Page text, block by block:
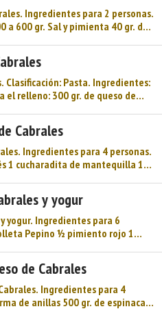
Ingredientes para 2 personas.
a 600 gr. Sal y pimienta 40 gr. de
destripado las escamas y las
papel de cocina. Salpimentar la
Clasificación: Pasta. Ingredientes:
el relleno: 300 gr. de queso de
un molde engrasado con un
y cubrir con otra lámina de
Cabrales
Ingredientes para 4 personas.
1 cucharadita de mantequilla 1
Sumerja el huevo en agua
Corte el pan en daditos.
...
y yogur
yogur. Ingredientes para 6
Pepino ½ pimiento rojo 1
pepino, la cebolleta y el pimiento
con el aceite, el vinagre, la sal,
picado. ...
de Cabrales
Ingredientes para 4
de anillas 500 gr. de espinacas